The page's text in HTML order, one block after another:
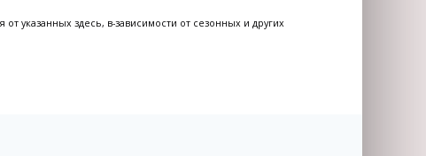
указанных здесь, в-зависимости от сезонных и других